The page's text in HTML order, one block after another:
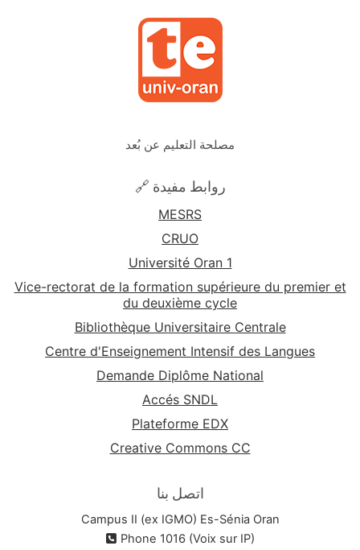
مصلحة التعليم عن بُعد
🔗 روابط مفيدة
MESRS
CRUO
Université Oran 1
Vice-rectorat de la formation supérieure du premier et
du deuxième cycle
Bibliothèque Universitaire Centrale
Centre d'Enseignement Intensif des Langues
Demande Diplôme National
Accés SNDL
Plateforme EDX
Creative Commons CC
اتصل بنا
Campus II (ex IGMO) Es-Sénia Oran
Phone 1016 (Voix sur IP)